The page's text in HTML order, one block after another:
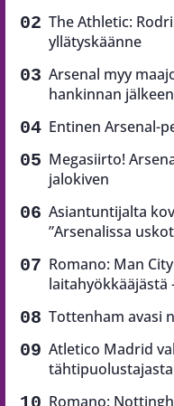
The Athletic:
yllätyskäänne
Arsenal myy
hankinnan jälkeen
Entinen Arsenal-
Megasiirto!
jalokiven
Asiantuntijalta
”Arsenalissa
Romano: Man
Tottenham avasi
Atletico Madrid
tähtipuolustajasta
Romano: